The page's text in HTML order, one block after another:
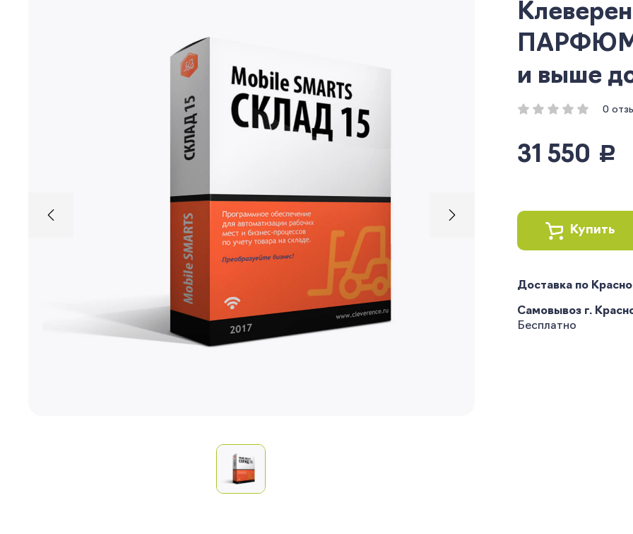
ПАРФЮМ
и выше
0
31 550 руб.
Купить
Доставка по
Самовывоз г.
Бесплатно